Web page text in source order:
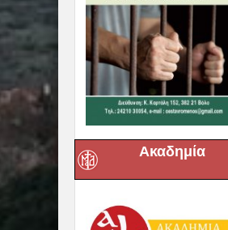
Ακαδημία